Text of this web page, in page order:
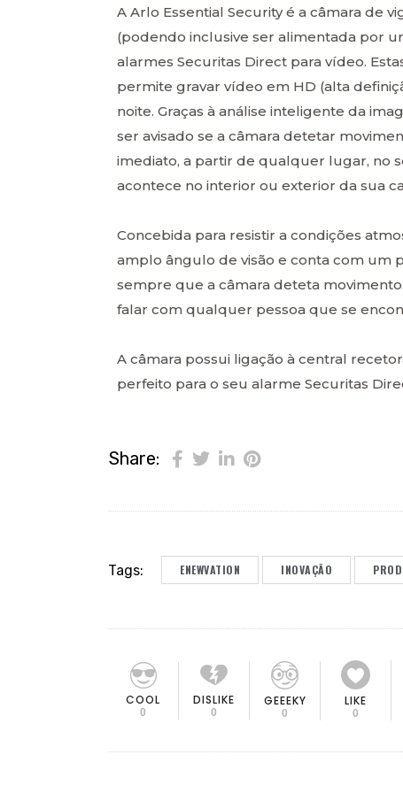
A Arlo Essential Security é a câmara de
(podendo inclusive ser alimentada por
alarmes Securitas Direct para vídeo.
permite gravar vídeo em HD (alta
noite. Graças à análise inteligente da
ser avisado se a câmara detetar
imediato, a partir de qualquer lugar, no
acontece no interior ou exterior da sua
Concebida para resistir a condições
amplo ângulo de visão e conta com um
sempre que a câmara deteta
falar com qualquer pessoa que se
A câmara possui ligação à central
perfeito para o seu alarme Securitas
Share:
Tags: ENEWVATION INOVAÇÃO
COOL
0
DISLIKE
0
GEEEKY
0
LIKE
0